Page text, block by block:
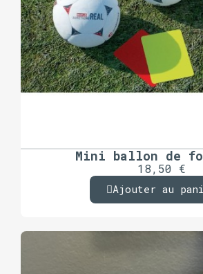
Mini ballon de
18,50 €
Ajouter au